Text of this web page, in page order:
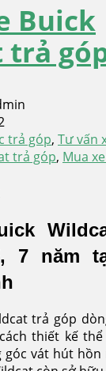
Buick
trả
trả góp, Tư vấn
trả góp, Mua
7 năm
trả góp
thiết kế
góc vát hút